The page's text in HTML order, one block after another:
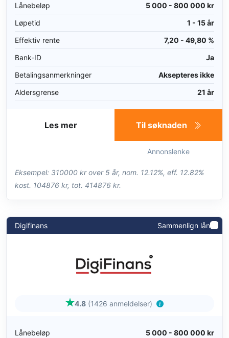
Lånebeløp
5 000 - 800 000 kr
Løpetid
1 - 15 år
Effektiv rente
7,20 - 49,80 %
Bank-ID
Ja
Betalingsanmerkninger
Aksepteres ikke
Aldersgrense
21 år
Til søknaden
Annonslenke
Les mer
Eksempel: 310000 kr over 5 år, nom. 12.12%, eff. 12.82%
kost. 104876 kr, tot. 414876 kr.
Digifinans Sammenlign lån
4.8 (1426 anmeldelser)
Lånebeløp
5 000 - 800 000 kr